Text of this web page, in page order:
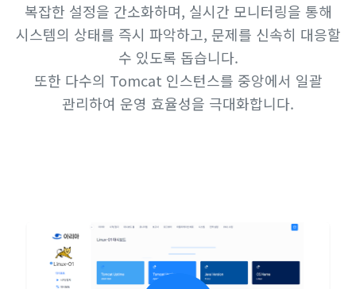
복잡한 설정을 간소화하며, 실시간 모니터링을 통해
시스템의 상태를 즉시 파악하고, 문제를 신속히 대응할
수 있도록 돕습니다.
또한 다수의 Tomcat 인스턴스를 중앙에서 일괄
관리하여 운영 효율성을 극대화합니다.